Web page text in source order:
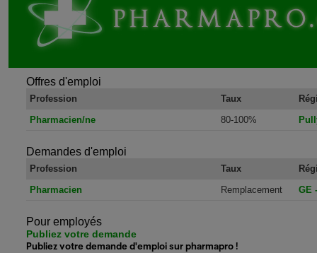
Offres d'emploi
Profession Taux
Pharmacien/ne
80-100%
Demandes d'emploi
Profession Taux
Pharmacien
Remplacement GE
Pour employés
Publiez votre demande
Publiez votre demande d'emploi sur pharmapro !